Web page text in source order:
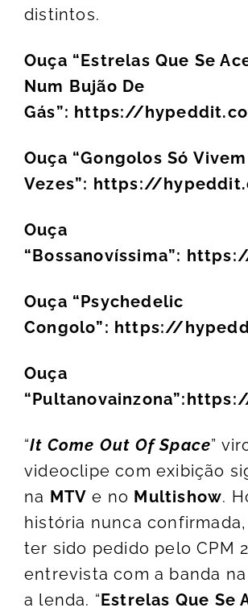
distintos.
Ouça “Estrelas Que Se
Num Bujão De
Gás”: https://
Ouça “Gongolos Só
Vezes”: https://
Ouça
“Bossanovíssima”:
Ouça “Psychedelic
Congolo”: https://
Ouça
“Pultanovainzona”:
“It Come Out Of Space”
videoclipe com exibição
na MTV e no Multishow.
história nunca
ter sido pedido pelo CPM
entrevista com a banda na
a lenda. “Estrelas Que Se